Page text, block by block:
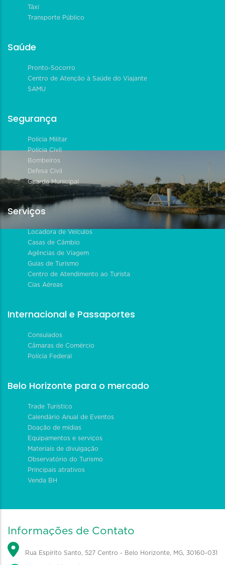
Táxi
Transporte Público
Saúde
Pronto-Socorro
Centro de Atenção à Saúde do Viajante
SAMU
Segurança
Polícia Militar
Polícia Civil
Bombeiros
Defesa Civil
Guarda Municipal
Serviços
Locadora de Veículos
Casas de Câmbio
Agências de Viagem
Guias de Turismo
Centro de Atendimento ao Turista
Cias Aéreas
Internacional e Passaportes
Consulados
Câmaras de Comércio
Polícia Federal
Belo Horizonte para o mercado
Trade Turístico
Calendário Anual de Eventos
Doação de mídias
Equipamentos e serviços
Materiais de divulgação
Observatório do Turismo
Principais atrativos
Venda BH
Informações de Contato
Rua Espírito Santo, 527 Centro - Belo Horizonte, MG, 30160-031